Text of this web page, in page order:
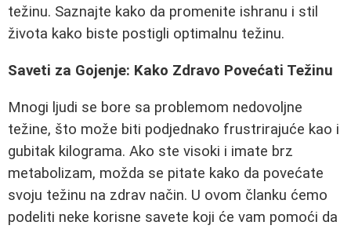
težinu. Saznajte kako da promenite ishranu i stil
života kako biste postigli optimalnu težinu.
Saveti za Gojenje: Kako Zdravo Povećati Težinu
Mnogi ljudi se bore sa problemom nedovoljne
težine, što može biti podjednako frustrirajuće kao i
gubitak kilograma. Ako ste visoki i imate brz
metabolizam, možda se pitate kako da povećate
svoju težinu na zdrav način. U ovom članku ćemo
podeliti neke korisne savete koji će vam pomoći da